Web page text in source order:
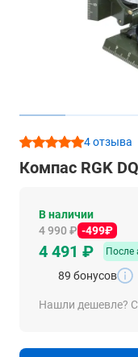
4 отзыва
Компас RGK
В наличии
4 990 ₽ -499₽
4 491 ₽ После
89 бонусов
Нашли дешевле?